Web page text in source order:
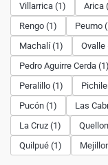
Villarrica (1)
Arica
Rengo (1)
Peumo
Machalí (1)
Ovalle
Pedro Aguirre Cerda (1)
Peralillo (1)
Pucón (1)
Las
La Cruz (1)
Quilpué (1)